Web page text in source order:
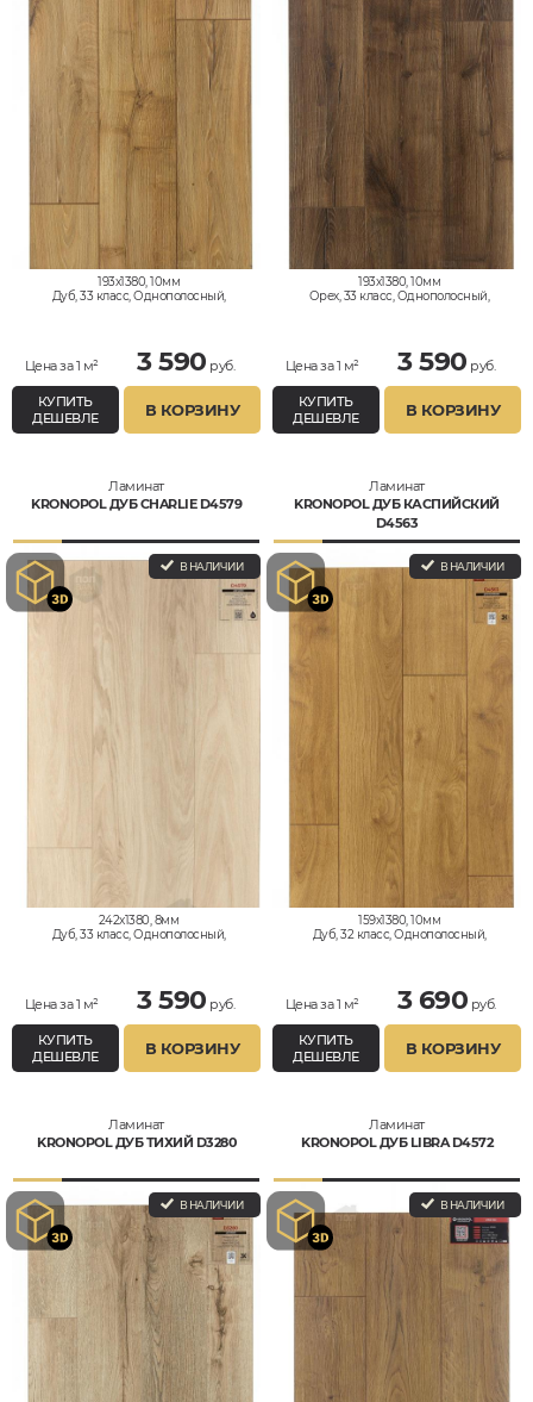
193x1380, 10мм
Дуб, 33 класс, Однополосный,
Цена за 1 м² 3 590 руб.
КУПИТЬ
ДЕШЕВЛЕ
В КОРЗИНУ
193x1380, 10мм
Орех, 33 класс, Однополосный,
Цена за 1 м² 3 590 руб.
КУПИТЬ
ДЕШЕВЛЕ
В КОРЗИНУ
Ламинат
KRONOPOL ДУБ CHARLIE D4579
В НАЛИЧИИ
242x1380, 8мм
Дуб, 33 класс, Однополосный,
Цена за 1 м² 3 590 руб.
КУПИТЬ
ДЕШЕВЛЕ
В КОРЗИНУ
Ламинат
KRONOPOL ДУБ КАСПИЙСКИЙ
D4563
В НАЛИЧИИ
159x1380, 10мм
Дуб, 32 класс, Однополосный,
Цена за 1 м² 3 690 руб.
КУПИТЬ
ДЕШЕВЛЕ
В КОРЗИНУ
Ламинат
KRONOPOL ДУБ ТИХИЙ D3280
В НАЛИЧИИ
Ламинат
KRONOPOL ДУБ LIBRA D4572
В НАЛИЧИИ